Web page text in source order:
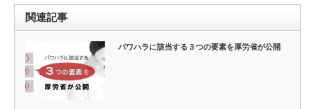
関連記事
パワハラに該当する３つの要素を厚労省が公開